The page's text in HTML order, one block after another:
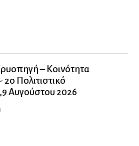
– Κοινότητα
Πολιτιστικό
Αυγούστου 2026